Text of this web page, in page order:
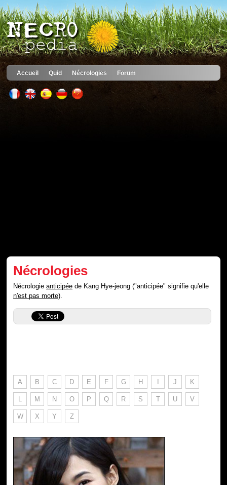
Accueil Quid Nécrologies Forum
Nécrologies
Nécrologieanticipée de Kang Hye-jeong ("anticipée" signifie qu'elle
n'est pas morte).
A B C D E F G H I J K
L M N O P Q R S T U V
W X Y Z